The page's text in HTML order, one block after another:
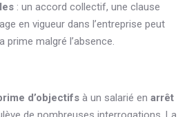
: un accord collectif, une clause
en vigueur dans l’entreprise peut
prime malgré l’absence.
d’objectifs à un salarié en arrêt